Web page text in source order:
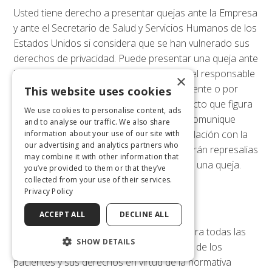
Usted tiene derecho a presentar quejas ante la Empresa
y ante el Secretario de Salud y Servicios Humanos de los
Estados Unidos si considera que se han vulnerado sus
derechos de privacidad. Puede presentar una queja ante
la Empresa poniéndose en contacto con el responsable
de privacidad de la misma, ya sea verbalmente o por
escrito, utilizando la información de contacto que figura
a continuación. Le animamos a que nos comunique
cualquier inquietud que pueda tener en relación con la
privacidad de su información. No se tomarán represalias
de ningún tipo contra usted por presentar una queja.
VIII. Persona de contacto
La persona de contacto de la Empresa para todas las
cuestiones relacionadas con la privacidad de los
pacientes y sus derechos en virtud de la normativa
×
This website uses cookies
We use cookies to personalise content, ads
and to analyse our traffic. We also share
information about your use of our site with
our advertising and analytics partners who
may combine it with other information that
you’ve provided to them or that they’ve
collected from your use of their services.
Privacy Policy
ACCEPT ALL DECLINE ALL
SHOW DETAILS